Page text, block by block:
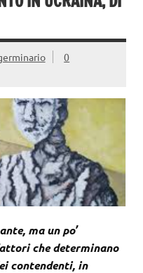
0
ma un po’
che determinano
contendenti, in